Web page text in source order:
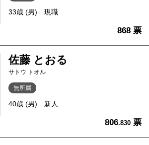
33歳 (男) 現職
868 票
佐藤 とおる
サトウ トオル
無所属
40歳 (男) 新人
806.830 票